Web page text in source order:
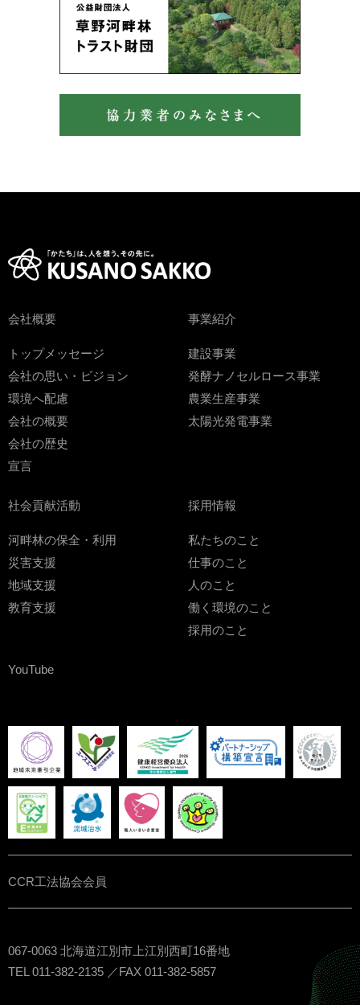
会社概要
トップメッセージ
会社の思い・ビジョン
環境へ配慮
会社の概要
会社の歴史
宣言
事業紹介
建設事業
発酵ナノセルロース事業
農業生産事業
太陽光発電事業
社会貢献活動
河畔林の保全・利用
災害支援
地域支援
教育支援
採用情報
私たちのこと
仕事のこと
人のこと
働く環境のこと
採用のこと
YouTube
CCR工法協会会員
067-0063 北海道江別市上江別西町16番地
TEL 011-382-2135 ／FAX 011-382-5857